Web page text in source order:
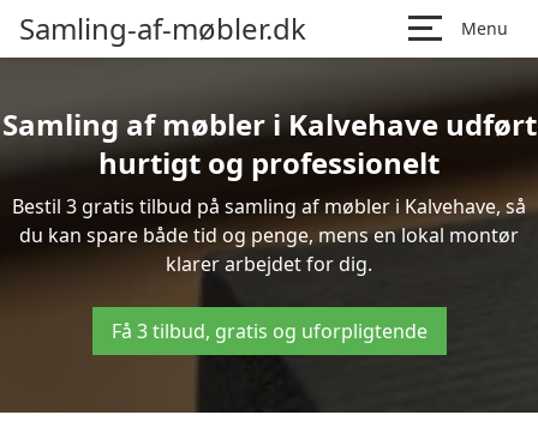
Samling-af-møbler.dk Menu
Samling af møbler i Kalvehave udført
hurtigt og professionelt
Bestil 3 gratis tilbud på samling af møbler i Kalvehave, så
du kan spare både tid og penge, mens en lokal montør
klarer arbejdet for dig.
Få 3 tilbud, gratis og uforpligtende